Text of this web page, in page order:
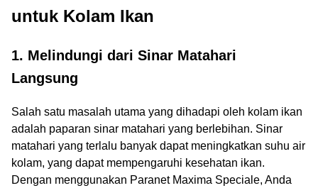
untuk Kolam Ikan
1. Melindungi dari Sinar Matahari
Langsung
Salah satu masalah utama yang dihadapi oleh kolam ikan
adalah paparan sinar matahari yang berlebihan. Sinar
matahari yang terlalu banyak dapat meningkatkan suhu air
kolam, yang dapat mempengaruhi kesehatan ikan.
Dengan menggunakan Paranet Maxima Speciale, Anda